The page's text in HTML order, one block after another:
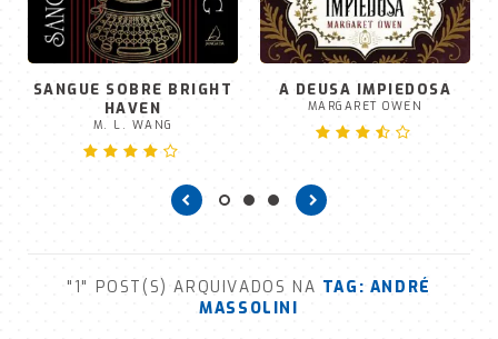
SANGUE SOBRE BRIGHT
HAVEN
M. L. WANG
A DEUSA IMPIEDOSA
MARGARET OWEN
"1" POST(S) ARQUIVADOS NA TAG: ANDRÉ
MASSOLINI